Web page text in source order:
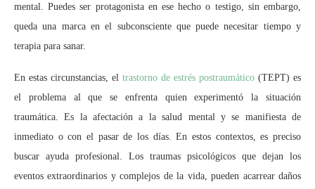
mental. Puedes ser protagonista en ese hecho o testigo, sin embargo,
queda una marca en el subconsciente que puede necesitar tiempo y
terapia para sanar.
En estas circunstancias, el trastorno de estrés postraumático (TEPT) es
el problema al que se enfrenta quien experimentó la situación
traumática. Es la afectación a la salud mental y se manifiesta de
inmediato o con el pasar de los días. En estos contextos, es preciso
buscar ayuda profesional. Los traumas psicológicos que dejan los
eventos extraordinarios y complejos de la vida, pueden acarrear daños